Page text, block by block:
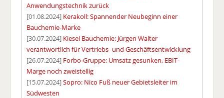
Anwendungstechnik zurück
[01.08.2024] Kerakoll: Spannender Neubeginn einer
Bauchemie-Marke
[30.07.2024] Kiesel Bauchemie: Jürgen Walter
verantwortlich für Vertriebs- und Geschäftsentwicklung
[26.07.2024] Forbo-Gruppe: Umsatz gesunken, EBIT-
Marge noch zweistellig
[15.07.2024]Sopro: Nico Fuß neuer Gebietsleiter im
Südwesten